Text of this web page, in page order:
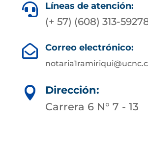
 Líneas de atención:
(+ 57) (608) 313-
 Correo electrónico:

Dirección:
Carrera 6 N° 7 - 13